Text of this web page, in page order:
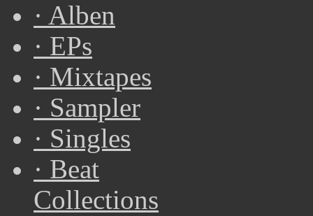
· Alben
· EPs
· Mixtapes
· Sampler
· Singles
· Beat
Collections